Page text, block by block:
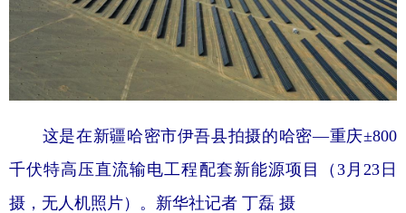
这是在新疆哈密市伊吾县拍摄的哈密—重庆±800
千伏特高压直流输电工程配套新能源项目（3月23日
摄，无人机照片）。新华社记者 丁磊 摄